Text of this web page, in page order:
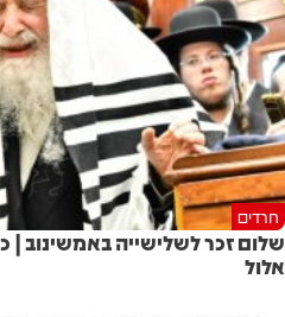
חרדים
שלום זכר לשלישייה באמשינוב |
אלול